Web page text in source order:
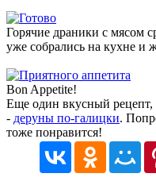
Горячие драники с мясом
уже собрались на кухне и
Bon Appetite!
Еще один вкусный рецепт,
- деруны по-галицки.
тоже понравится!